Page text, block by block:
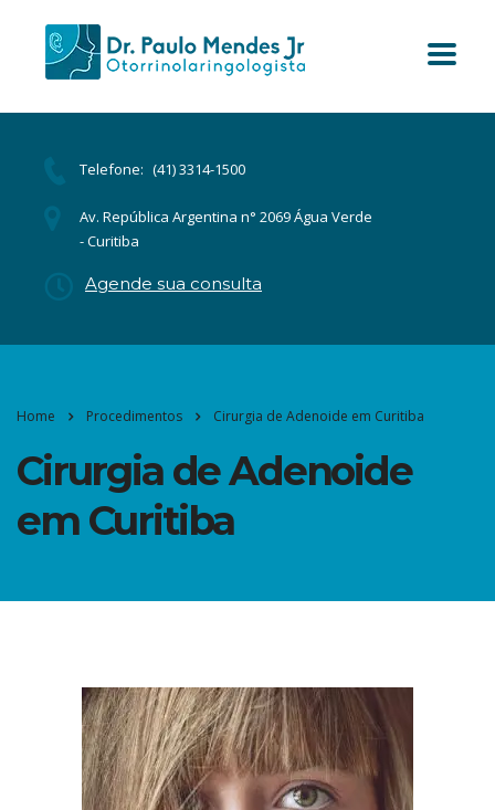
Telefone: (41) 3314-1500
Av. República Argentina n° 2069 Água Verde
- Curitiba
Agende sua consulta
Home Procedimentos Cirurgia de Adenoide em Curitiba
Cirurgia de Adenoide
em Curitiba